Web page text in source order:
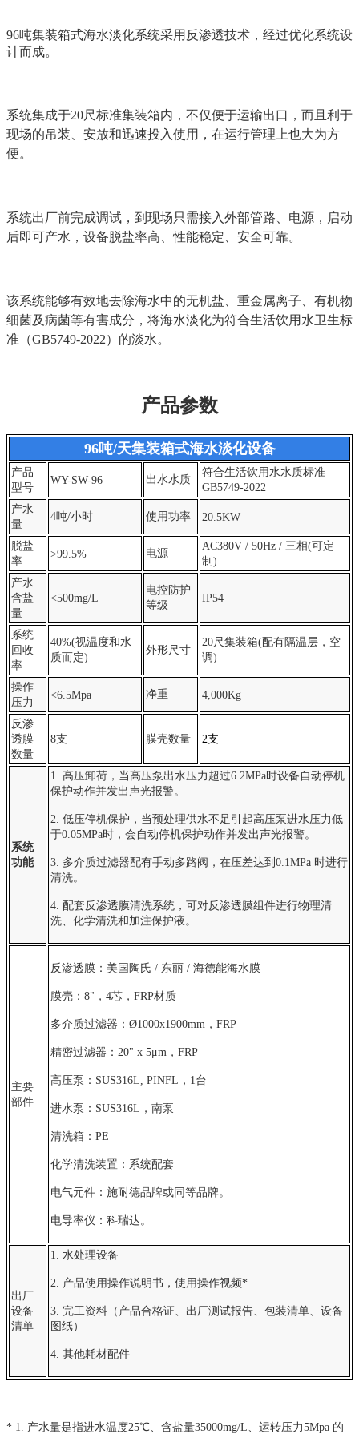
96吨集装箱式海水淡化系统采用反渗透技术，经过优化系统设
计而成。
系统集成于20尺标准集装箱内，不仅便于运输出口，而且利于
现场的吊装、安放和迅速投入使用，在运行管理上也大为方
便。
系统出厂前完成调试，到现场只需接入外部管路、电源，启动
后即可产水，设备脱盐率高、性能稳定、安全可靠。
该系统能够有效地去除海水中的无机盐、重金属离子、有机物
细菌及病菌等有害成分，将海水淡化为符合生活饮用水卫生标
准（GB5749-2022）的淡水。
产品参数
96吨/天集装箱式海水淡化设备
产品
型号
WY-SW-96 出水水质
符合生活饮用水水质标准
GB5749-2022
产水
量
4吨/小时 使用功率 20.5KW
脱盐
率
>99.5% 电源
AC380V / 50Hz / 三相(可定
制)
产水
含盐
量
<500mg/L
电控防护
等级
IP54
系统
回收
率
40%(视温度和水
质而定)
外形尺寸
20尺集装箱(配有隔温层，空
调)
操作
压力
<6.5Mpa 净重 4,000Kg
反渗
透膜
数量
8支 膜壳数量 2支
系统
功能
1. 高压卸荷，当高压泵出水压力超过6.2MPa时设备自动停机
保护动作并发出声光报警。
2. 低压停机保护，当预处理供水不足引起高压泵进水压力低
于0.05MPa时，会自动停机保护动作并发出声光报警。
3. 多介质过滤器配有手动多路阀，在压差达到0.1MPa 时进行
清洗。
4. 配套反渗透膜清洗系统，可对反渗透膜组件进行物理清
洗、化学清洗和加注保护液。
主要
部件
反渗透膜：美国陶氏 / 东丽 / 海德能海水膜
膜壳：8"，4芯，FRP材质
多介质过滤器：Ø1000x1900mm，FRP
精密过滤器：20" x 5μm，FRP
高压泵：SUS316L, PINFL，1台
进水泵：SUS316L，南泵
清洗箱：PE
化学清洗装置：系统配套
电气元件：施耐德品牌或同等品牌。
电导率仪：科瑞达。
出厂
设备
清单
1. 水处理设备
2. 产品使用操作说明书，使用操作视频*
3. 完工资料（产品合格证、出厂测试报告、包装清单、设备
图纸）
4. 其他耗材配件
* 1. 产水量是指进水温度25℃、含盐量35000mg/L、运转压力5Mpa 的